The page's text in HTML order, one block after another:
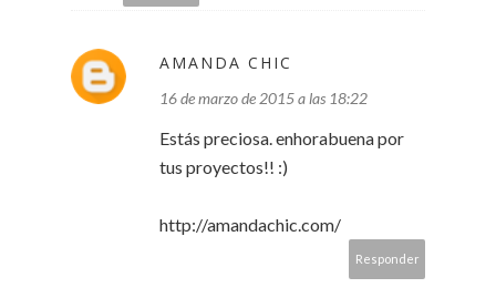
AMANDA CHIC
16 de marzo de 2015 a las 18:22
Estás preciosa. enhorabuena por
tus proyectos!! :)
http://amandachic.com/
Responder